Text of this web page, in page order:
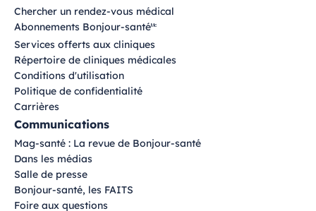
Chercher un rendez-vous médical
Abonnements Bonjour-santéMc
Services offerts aux cliniques
Répertoire de cliniques médicales
Conditions d'utilisation
Politique de confidentialité
Carrières
Communications
Mag-santé : La revue de Bonjour-santé
Dans les médias
Salle de presse
Bonjour-santé, les FAITS
Foire aux questions